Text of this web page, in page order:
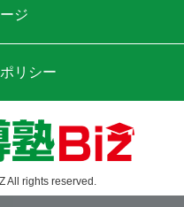
ジ
リシー
All rights reserved.